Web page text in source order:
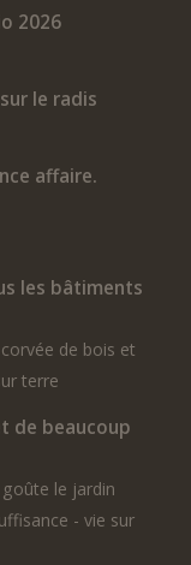
2026
le radis
affaire.
les bâtiments
de bois et
terre
de beaucoup
le jardin
- vie sur